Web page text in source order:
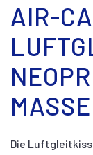
AIR-
Die